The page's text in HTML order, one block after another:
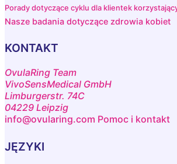
Porady dotyczące cyklu dla klientek
Nasze badania dotyczące zdrowia kobiet
KONTAKT
OvulaRing Team
VivoSensMedical GmbH
Limburgerstr. 74C
04229 Leipzig
info@ovularing.com Pomoc i kontakt
JĘZYKI